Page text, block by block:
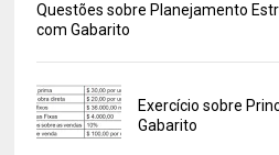
Questões sobre Planejamento
com Gabarito
Exercício sobre
Gabarito